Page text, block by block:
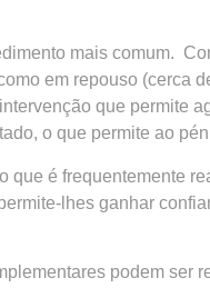
mais comum.
em repouso (cerca
que permite
o que permite ao
que é frequentemente
lhes ganhar
podem